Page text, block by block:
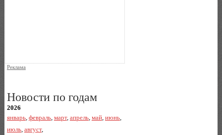
Реклама
Новости по годам
2026
январь, февраль, март, апрель, май, июнь,
июль, август,